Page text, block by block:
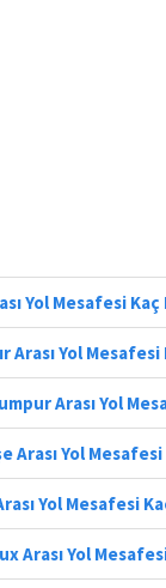
Yol Mesafesi
Arası Yol
Arası Yol
Arası Yol
Yol Mesafesi
Arası Yol